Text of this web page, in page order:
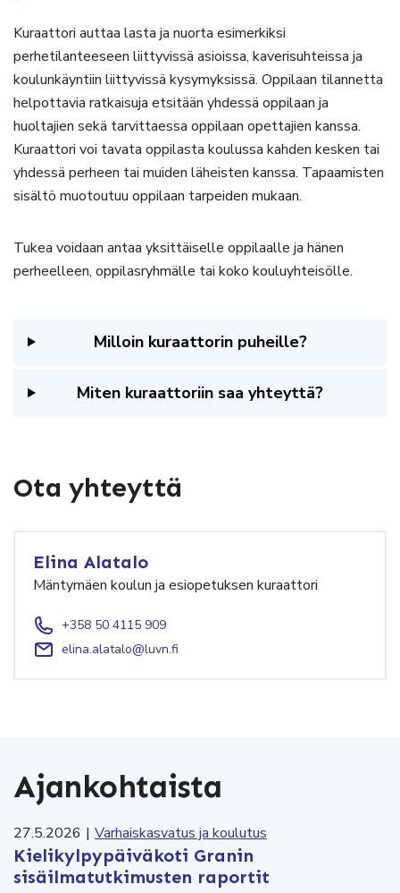
Kuraattori auttaa lasta ja nuorta esimerkiksi
perhetilanteeseen liittyvissä asioissa, kaverisuhteissa ja
koulunkäyntiin liittyvissä kysymyksissä. Oppilaan tilannetta
helpottavia ratkaisuja etsitään yhdessä oppilaan ja
huoltajien sekä tarvittaessa oppilaan opettajien kanssa.
Kuraattori voi tavata oppilasta koulussa kahden kesken tai
yhdessä perheen tai muiden läheisten kanssa. Tapaamisten
sisältö muotoutuu oppilaan tarpeiden mukaan.
Tukea voidaan antaa yksittäiselle oppilaalle ja hänen
perheelleen, oppilasryhmälle tai koko kouluyhteisölle.
Milloin kuraattorin puheille?
Miten kuraattoriin saa yhteyttä?
Ota yhteyttä
Elina Alatalo
Mäntymäen koulun ja esiopetuksen kuraattori
+358 50 4115 909
elina.alatalo@luvn.fi
Ajankohtaista
27.5.2026 | Varhaiskasvatus ja koulutus
Kielikylpypäiväkoti Granin
sisäilmatutkimusten raportit